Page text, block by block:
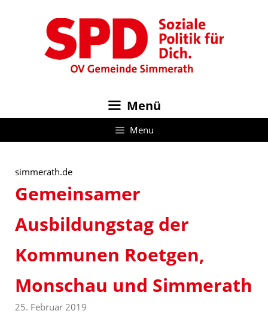
Menü
Menu
simmerath.de
Gemeinsamer
Ausbildungstag der
Kommunen Roetgen,
Monschau und Simmerath
25. Februar 2019